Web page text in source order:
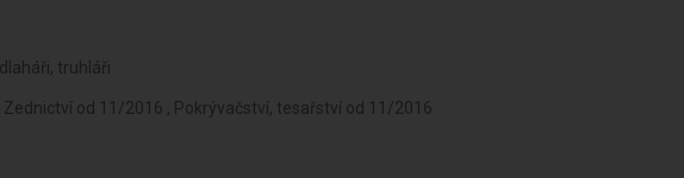
truhláři
od 11/2016 , Pokrývačství, tesařství od 11/2016